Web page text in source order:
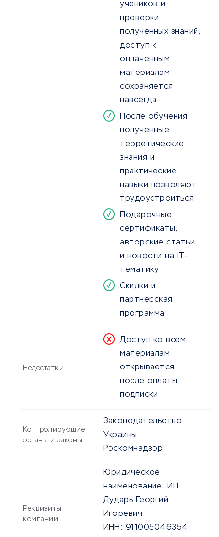
учеников и
проверки
полученных знаний,
доступ к
оплаченным
материалам
сохраняется
навсегда
После обучения
полученные
теоретические
знания и
практические
навыки позволяют
трудоустроиться
Подарочные
сертификаты,
авторские статьи
и новости на IT-
тематику
Скидки и
партнерская
программа
Недостатки
Доступ ко всем
материалам
открывается
после оплаты
подписки
Контролирующие
органы и законы
Законодательство
Украины
Роскомнадзор
Реквизиты
компании
Юридическое
наименование: ИП
Дударь Георгий
Игоревич
ИНН: 911005046354